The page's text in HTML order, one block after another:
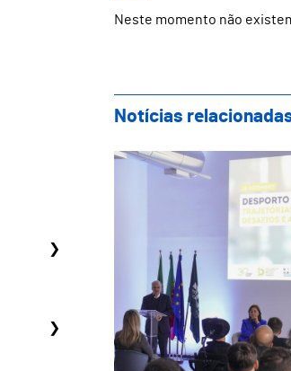
Neste momento não
Notícias
Escola Superior